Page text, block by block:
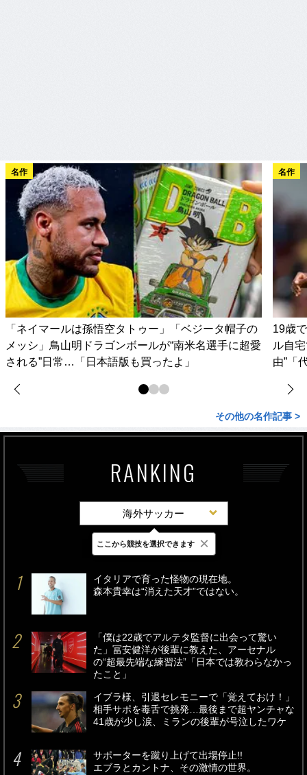
名作
「ネイマールは孫悟空タトゥー」「ベジータ帽子の
メッシ」鳥山明ドラゴンボールが“南米名選手に超愛
される”日常…「日本語版も買ったよ」
名作
19歳
ル自
由”「
その他の名作記事 >
RANKING
海外サッカー
最新 24時間 週間
イタリアで育った怪物の現在地。
森本貴幸は“消えた天才”ではない。
「僕は22歳でアルテタ監督に出会って驚い
た」冨安健洋が後輩に教えた、アーセナル
の“超最先端な練習法”「日本では教わらなかっ
たこと」
イブラ様、引退セレモニーで「覚えておけ！」
相手サポを毒舌で挑発…最後まで超ヤンチャな
41歳が少し涙、ミランの後輩が号泣したワケ
サポーターを蹴り上げて出場停止!!
エブラとカントナ、その激情の世界。
ここから競技を選択できます ×